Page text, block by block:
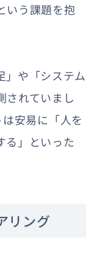
いう課題を抱
」や「システム
されていまし
安易に「人を
る」といった
リング